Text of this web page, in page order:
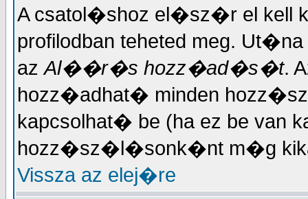
A csatol�shoz el�sz�r el
profilodban teheted meg.
azAl��r�s hozz�ad�s�t.
hozz�adhat� minden
kapcsolhat� be (ha ez be van
hozz�sz�l�sonk�nt m�g
Vissza az elej�re